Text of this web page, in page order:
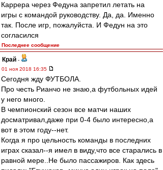
Каррера через Федуна запретил летать на
игры с командой руководству. Да, да. Именно
так. После игр, пожалуйста. И Федун на это
согласился
Последнее сообщение
Край -
01 ноя 2018 16:35
Сегодня жду ФУТБОЛА.
Про честь Рианчо не знаю,а футбольных идей
у него много.
В чемпионский сезон все матчи наших
досматривал,даже при 0-4 было интересно,а
вот в этом году--нет.
Когда я про цельность команды в последних
играх сказал--я имел в виду,что все старались в
равной мере..Не было пассажиров. Как здесь